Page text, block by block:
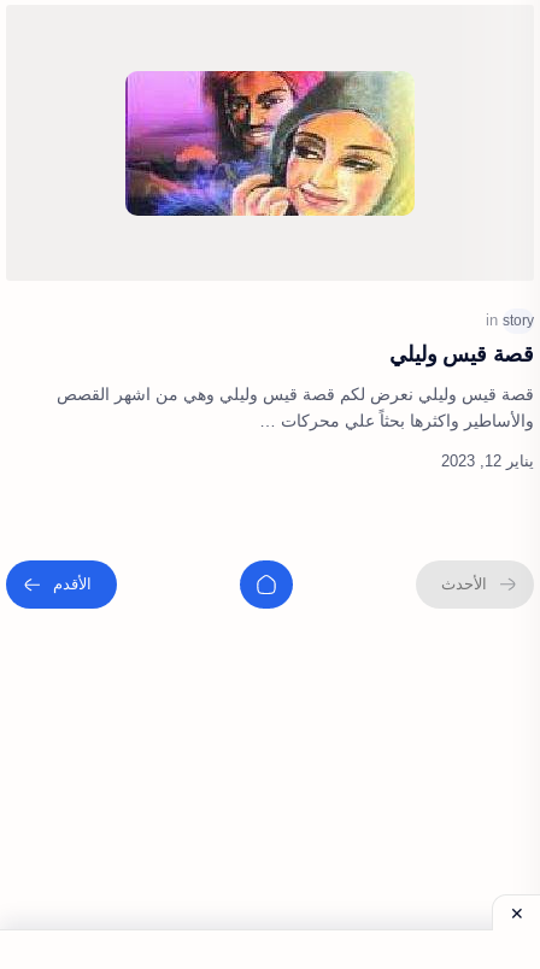
قصة قيس وليلي
قصة قيس وليلي نعرض لكم قصة قيس وليلي وهي من اشهر القصص
والأساطير واكثرها بحثاً علي محركات …